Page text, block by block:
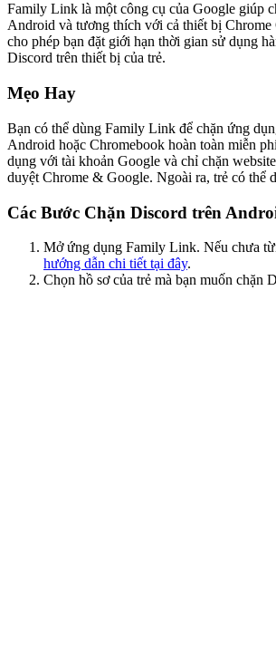
Family Link là một công cụ của Google giúp
Android và tương thích với cả thiết bị
cho phép bạn đặt giới hạn thời gian sử dụng
Discord trên thiết bị của trẻ.
Mẹo Hay
Bạn có thể dùng Family Link để chặn ứng
Android hoặc Chromebook hoàn toàn miễn
dụng với tài khoản Google và chỉ chặn
duyệt Chrome & Google. Ngoài ra, trẻ có thể
Các Bước Chặn Discord trên
Mở ứng dụng Family Link. Nếu chưa
hướng dẫn chi tiết tại đây.
Chọn hồ sơ của trẻ mà bạn muốn chặn